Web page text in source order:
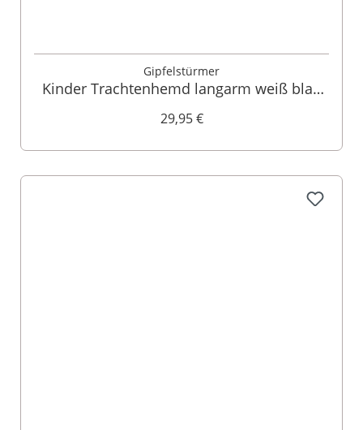
Gipfelstürmer
Kinder Trachtenhemd langarm weiß blau
29,95 €